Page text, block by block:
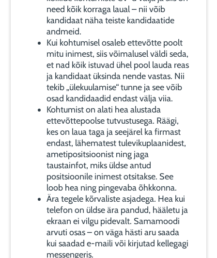
need kõik korraga laual – nii võib
kandidaat näha teiste kandidaatide
andmeid.
Kui kohtumisel osaleb ettevõtte poolt
mitu inimest, siis võimalusel väldi seda,
et nad kõik istuvad ühel pool lauda reas
ja kandidaat üksinda nende vastas. Nii
tekib „ülekuulamise“ tunne ja see võib
osad kandidaadid endast välja viia.
Kohtumist on alati hea alustada
ettevõttepoolse tutvustusega. Räägi,
kes on laua taga ja seejärel ka firmast
endast, lähematest tulevikuplaanidest,
ametipositsioonist ning jaga
taustainfot, miks üldse antud
positsioonile inimest otsitakse. See
loob hea ning pingevaba õhkkonna.
Ära tegele kõrvaliste asjadega. Hea kui
telefon on üldse ära pandud, hääletu ja
ekraan ei vilgu pidevalt. Samamoodi
arvuti osas – on väga hästi aru saada
kui saadad e-maili või kirjutad kellegagi
messengeris.